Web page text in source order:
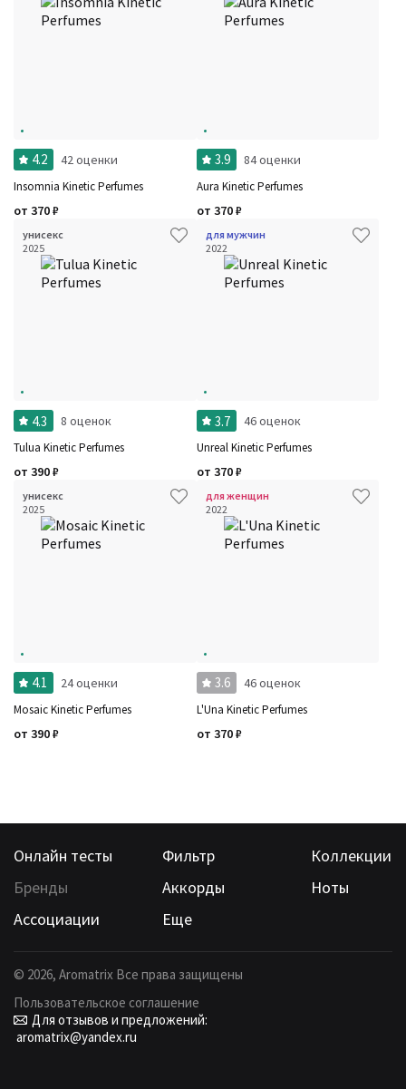
Страна производитель
4.2 42 оценки
Insomnia Kinetic Perfumes
от 370₽
3.9 84 оценки
Aura Kinetic Perfumes
от 370₽
унисекс
2025
4.3 8 оценок
Tulua Kinetic Perfumes
от 390₽
для мужчин
2022
3.7 46 оценок
Unreal Kinetic Perfumes
от 370₽
унисекс
2025
4.1 24 оценки
Mosaic Kinetic Perfumes
от 390₽
для женщин
2022
3.6 46 оценок
L'Una Kinetic Perfumes
от 370₽
Онлайн тесты Фильтр
Коллекции
Бренды
Аккорды
Ноты
Ассоциации
Еще
© 2026, Aromatrix Все права защищены
Пользовательское соглашение
Для отзывов и предложений:
aromatrix@yandex.ru